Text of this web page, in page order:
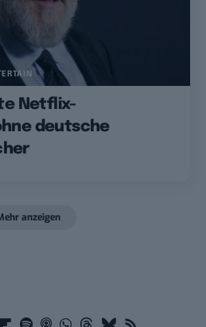
Netflix-
deutsche
anzeigen